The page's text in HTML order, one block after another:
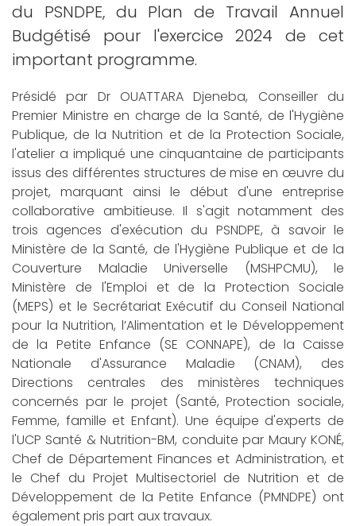
du PSNDPE, du Plan de Travail Annuel
Budgétisé pour l'exercice 2024 de cet
important programme.
Présidé par Dr OUATTARA Djeneba, Conseiller du
Premier Ministre en charge de la Santé, de l'Hygiène
Publique, de la Nutrition et de la Protection Sociale,
l'atelier a impliqué une cinquantaine de participants
issus des différentes structures de mise en œuvre du
projet, marquant ainsi le début d'une entreprise
collaborative ambitieuse. Il s'agit notamment des
trois agences d'exécution du PSNDPE, à savoir le
Ministère de la Santé, de l'Hygiène Publique et de la
Couverture Maladie Universelle (MSHPCMU), le
Ministère de l'Emploi et de la Protection Sociale
(MEPS) et le Secrétariat Exécutif du Conseil National
pour la Nutrition, l’Alimentation et le Développement
de la Petite Enfance (SE CONNAPE), de la Caisse
Nationale d'Assurance Maladie (CNAM), des
Directions centrales des ministères techniques
concernés par le projet (Santé, Protection sociale,
Femme, famille et Enfant). Une équipe d'experts de
l'UCP Santé & Nutrition-BM, conduite par Maury KONÉ,
Chef de Département Finances et Administration, et
le Chef du Projet Multisectoriel de Nutrition et de
Développement de la Petite Enfance (PMNDPE) ont
également pris part aux travaux.